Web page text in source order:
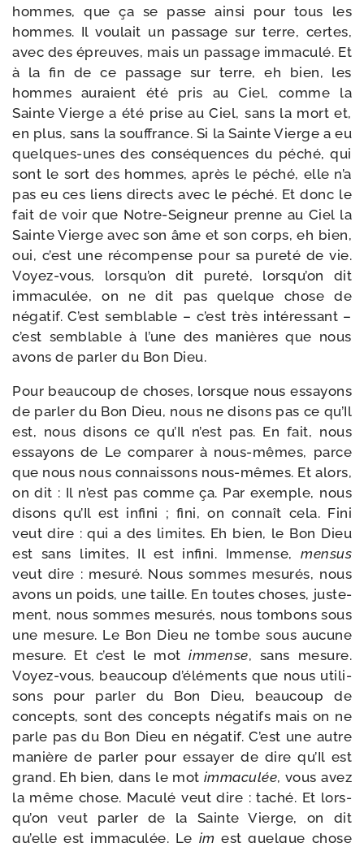
hommes, que ça se passe ain­si pour tous les
hommes. Il vou­lait un pas­sage sur terre, certes,
avec des épreuves, mais un pas­sage imma­cu­lé. Et
à la fin de ce pas­sage sur terre, eh bien, les
hommes auraient été pris au Ciel, comme la
Sainte Vierge a été prise au Ciel, sans la mort et,
en plus, sans la souf­france. Si la Sainte Vierge a eu
quelques-​unes des consé­quences du péché, qui
sont le sort des hommes, après le péché, elle n’a
pas eu ces liens directs avec le péché. Et donc le
fait de voir que Notre-​Seigneur prenne au Ciel la
Sainte Vierge avec son âme et son corps, eh bien,
oui, c’est une récom­pense pour sa pure­té de vie.
Voyez-​vous, lors­qu’on dit pure­té, lors­qu’on dit
imma­cu­lée, on ne dit pas quelque chose de
néga­tif. C’est sem­blable – c’est très inté­res­sant –
c’est sem­blable à l’une des manières que nous
avons de par­ler du Bon Dieu.
Pour beau­coup de choses, lorsque nous essayons
de par­ler du Bon Dieu, nous ne disons pas ce qu’Il
est, nous disons ce qu’Il n’est pas. En fait, nous
essayons de Le com­pa­rer à nous-​mêmes, parce
que nous nous connais­sons nous-​mêmes. Et alors,
on dit : Il n’est pas comme ça. Par exemple, nous
disons qu’Il est infi­ni ; fini, on connaît cela. Fini
veut dire : qui a des limites. Eh bien, le Bon Dieu
est sans limites, Il est infi­ni. Immense, men­sus
veut dire : mesu­ré. Nous sommes mesu­rés, nous
avons un poids, une taille. En toutes choses, jus­te­
ment, nous sommes mesu­rés, nous tom­bons sous
une mesure. Le Bon Dieu ne tombe sous aucune
mesure. Et c’est le motimmense, sans mesure.
Voyez-​vous, beau­coup d’élé­ments que nous uti­li­
sons pour par­ler du Bon Dieu, beau­coup de
concepts, sont des concepts néga­tifs mais on ne
parle pas du Bon Dieu en néga­tif. C’est une autre
manière de par­ler pour essayer de dire qu’Il est
grand. Eh bien, dans le mot imma­cu­lée, vous avez
la même chose. Maculé veut dire : taché. Et lors­
qu’on veut par­ler de la Sainte Vierge, on dit
qu’elle est imma­cu­lée. Le im est quelque chose